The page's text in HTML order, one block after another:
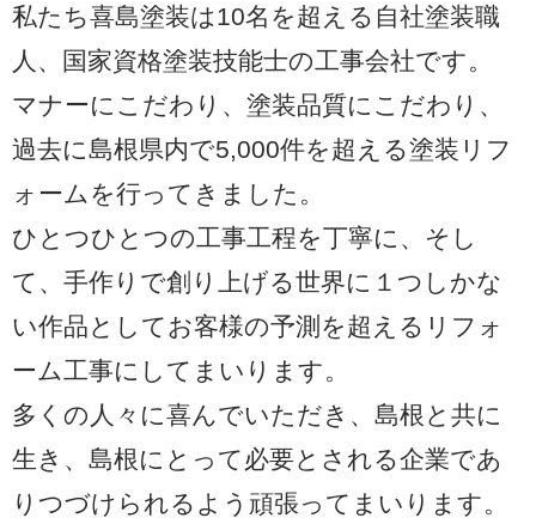
私たち喜島塗装は10名を超える自社塗装職
人、国家資格塗装技能士の工事会社です。
マナーにこだわり、塗装品質にこだわり、
過去に島根県内で5,000件を超える塗装リフ
ォームを行ってきました。
ひとつひとつの工事工程を丁寧に、そし
て、手作りで創り上げる世界に１つしかな
い作品としてお客様の予測を超えるリフォ
ーム工事にしてまいります。
多くの人々に喜んでいただき、島根と共に
生き、島根にとって必要とされる企業であ
りつづけられるよう頑張ってまいります。